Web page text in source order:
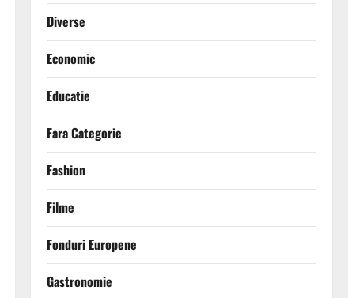
Diverse
Economic
Educatie
Fara Categorie
Fashion
Filme
Fonduri Europene
Gastronomie